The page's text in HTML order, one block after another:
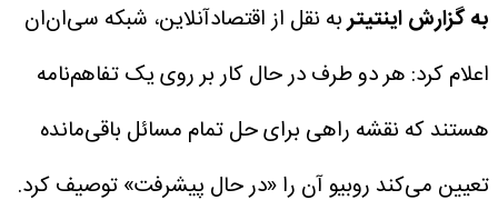
به گزارش اینتیتربه نقل از اقتصادآنلاین، شبکه سی‌ان‌ان
اعلام کرد: هر دو طرف در حال کار بر روی یک تفاهم‌نامه
هستند که نقشه راهی برای حل تمام مسائل باقی‌مانده
تعیین می‌کند روبیو آن را «در حال پیشرفت» توصیف کرد.